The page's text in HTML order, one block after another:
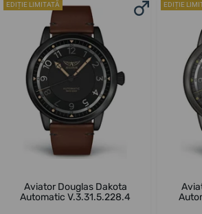
EDIȚIE LIMITATĂ
Aviator Douglas Dakota
Automatic V.3.31.5.228.4
EDIȚIE